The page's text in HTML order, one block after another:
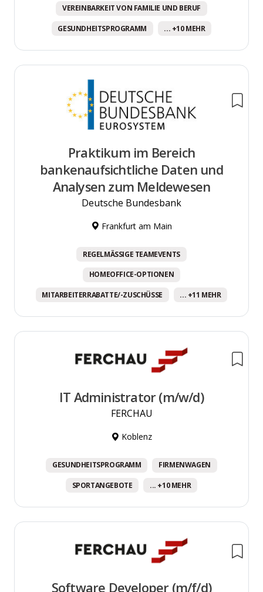
VEREINBARKEIT VON FAMILIE UND BERUF
GESUNDHEITSPROGRAMM ... +10 MEHR
Praktikum im Bereich
bankenaufsichtliche Daten und
Analysen zum Meldewesen
Deutsche Bundesbank
Frankfurt am Main
REGELMÄSSIGE TEAMEVENTS
HOMEOFFICE-OPTIONEN
MITARBEITERRABATTE/-ZUSCHÜSSE ... +11 MEHR
IT Administrator (m/w/d)
FERCHAU
Koblenz
GESUNDHEITSPROGRAMM FIRMENWAGEN
SPORTANGEBOTE ... +10 MEHR
Software Developer (m/f/d)